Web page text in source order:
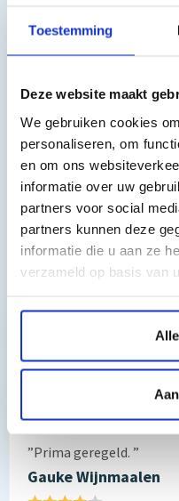
Toestemming
Deze website maakt
We gebruiken cookies
personaliseren, om
en om ons
informatie over uw
partners voor social
partners kunnen deze
informatie die u aan ze
verzameld op basis van
Made in Germany
•Awardwinnaar in de
Inhoud flacon:100 ml.
Toch nog een
Hebt u vragen bij het
Reviews van
”Prima geregeld. ”
Gauke Wijnmaalen